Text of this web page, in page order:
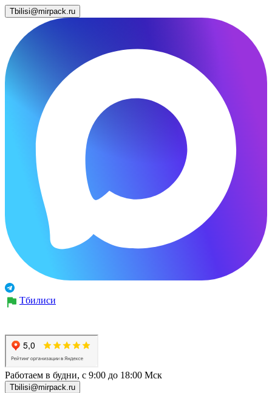
Tbilisi@mirpack.ru
Тбилиси
Работаем в будни, с 9:00 до 18:00 Мск
Tbilisi@mirpack.ru